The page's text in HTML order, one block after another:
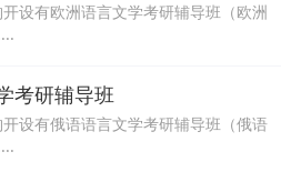
设有欧洲语言文学考研辅导班（欧洲
考研辅导班
设有俄语语言文学考研辅导班（俄语